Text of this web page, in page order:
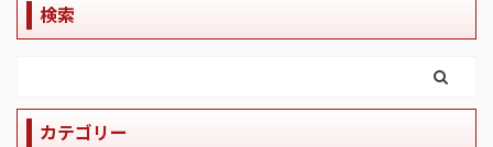
検索
カテゴリー